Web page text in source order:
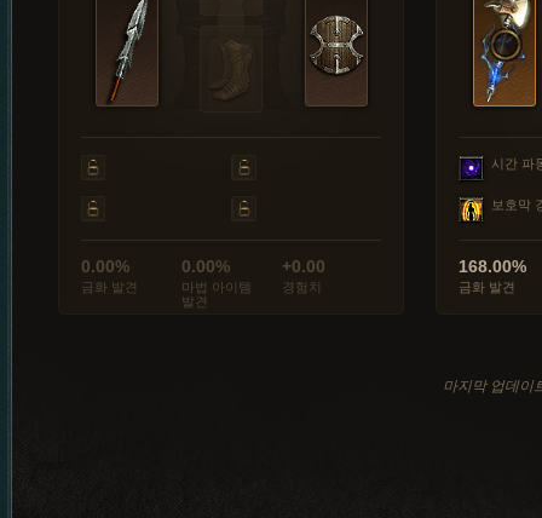
0.00%
금화 발견
0.00%
마법 아이템
발견
+0.00
경험치
시간 파
보호막
168.00%
금화 발견
마지막 업데이